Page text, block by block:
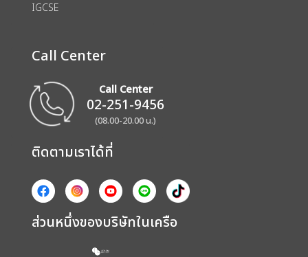
IGCSE
Call Center
Call Center
02-251-9456
(08.00-20.00 น.)
ติดตามเราได้ที่
ส่วนหนึ่งของบริษัทในเครือ